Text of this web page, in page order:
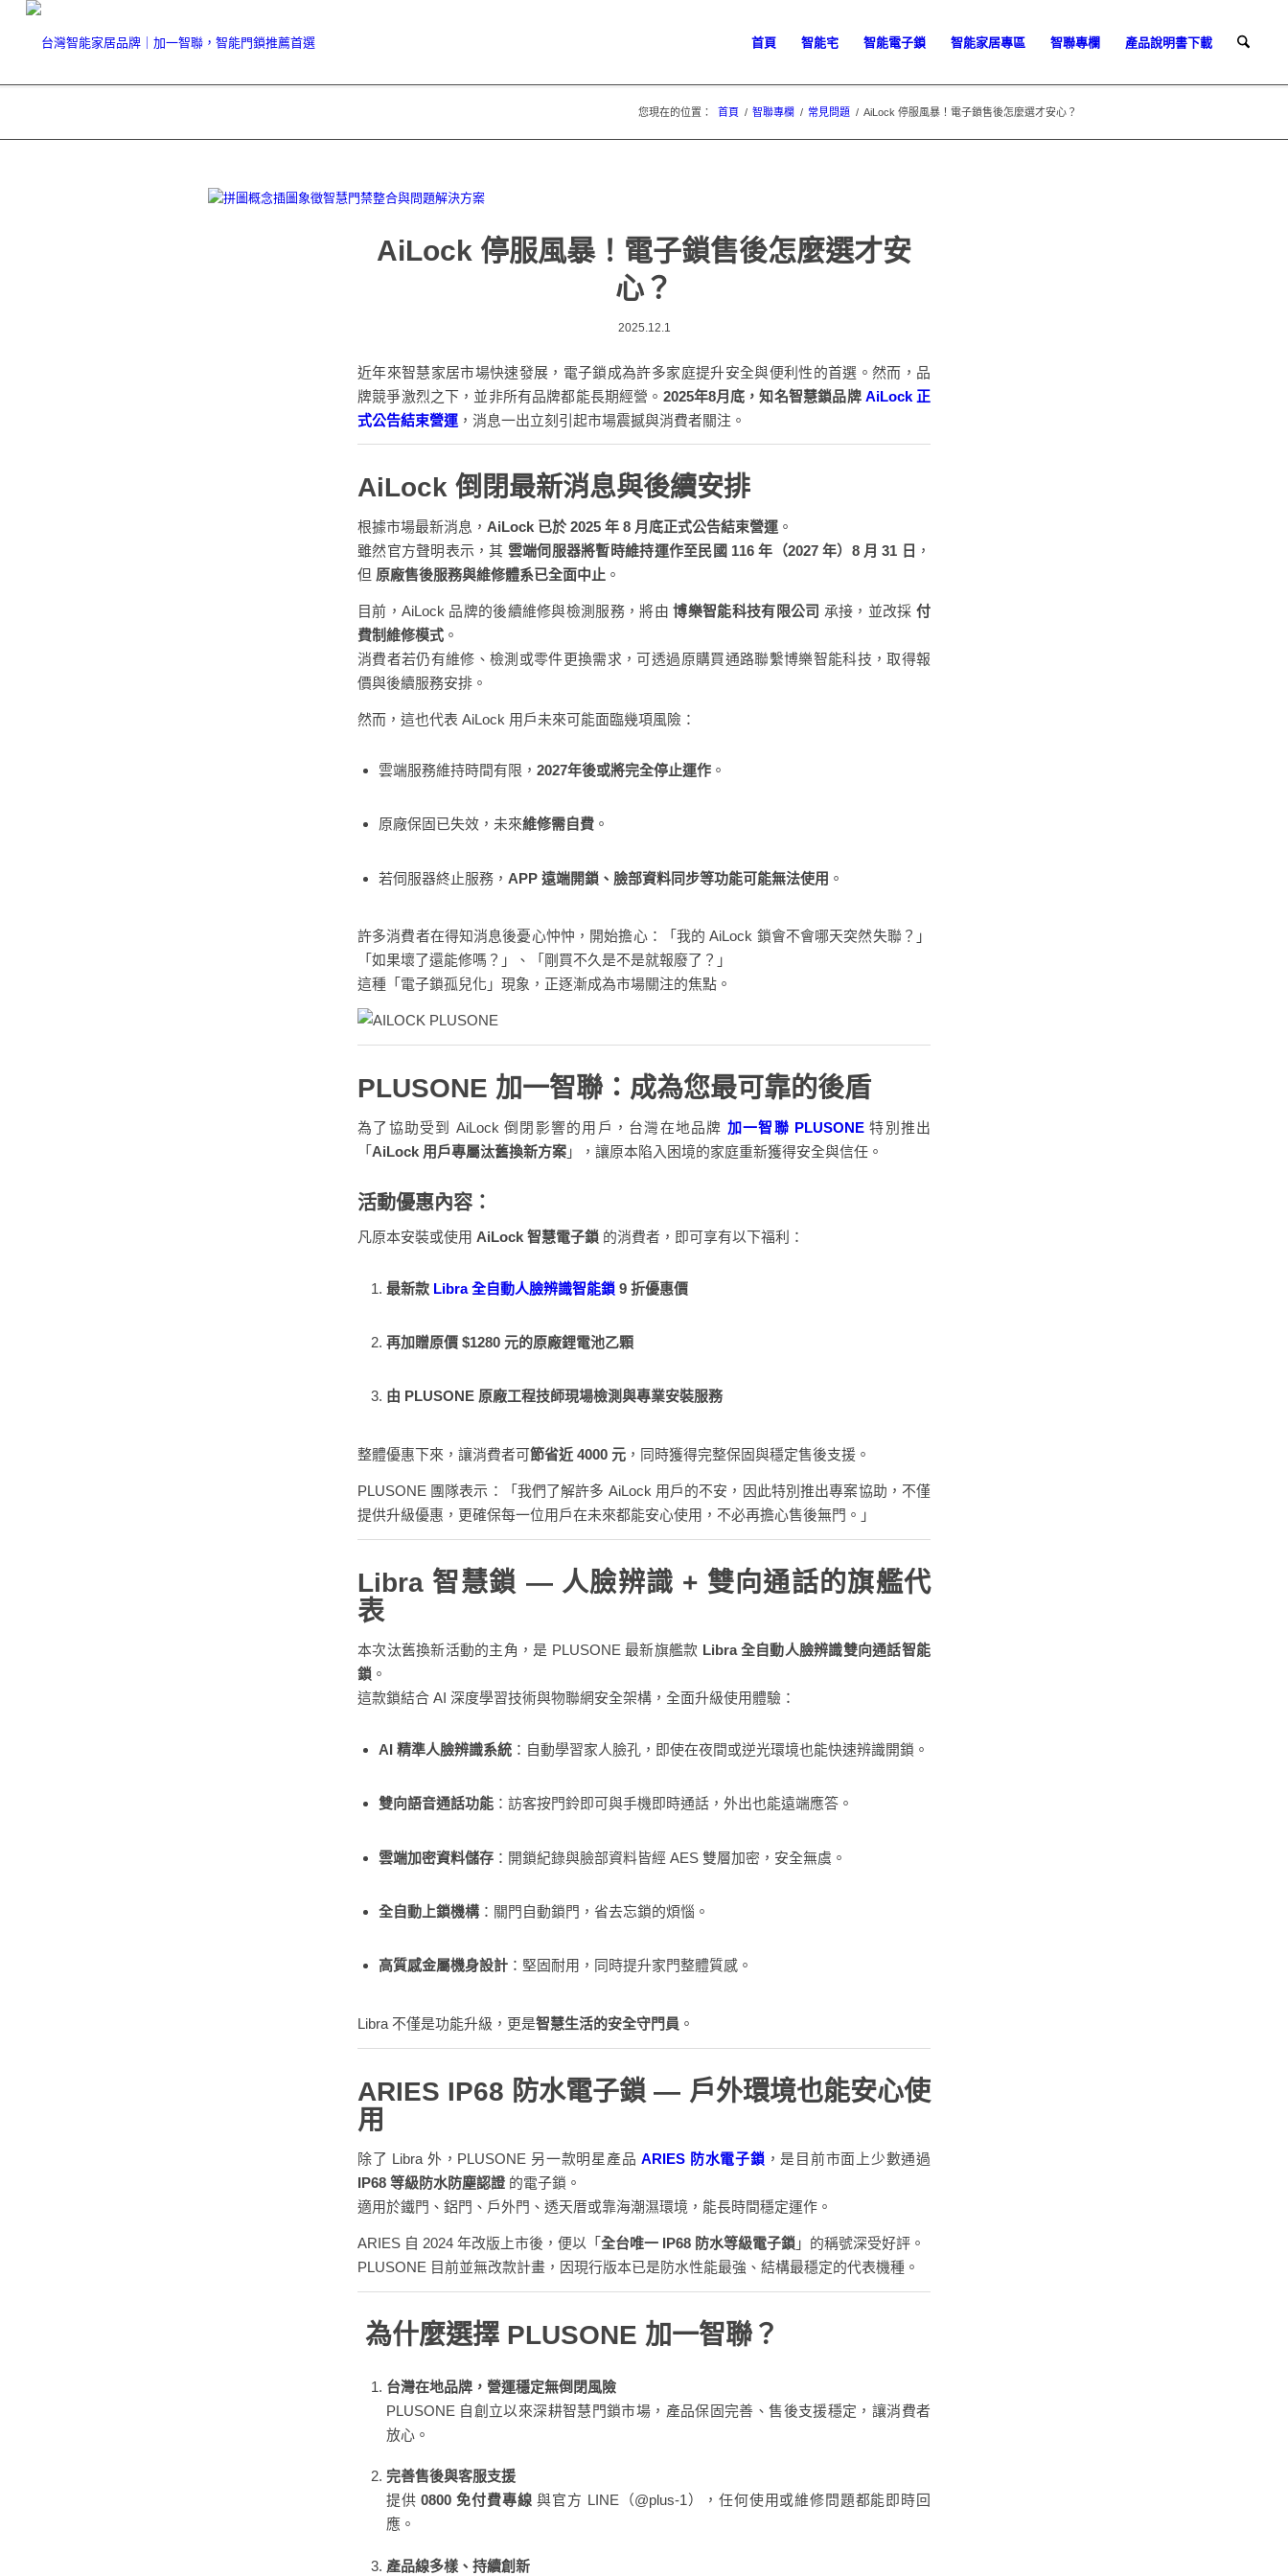
首頁 智能宅 智能電子鎖 智能家居專區 智聯專欄 產品說明書下載
您現在的位置： 首頁 / 智聯專欄 / 常見問題 / AiLock 停服風暴！電子鎖售後怎麼選才安心？
AiLock 停服風暴！電子鎖售後怎麼選才安
心？
2025.12.1
近年來智慧家居市場快速發展，電子鎖成為許多家庭提升安全與便利性的首選。然而，品
牌競爭激烈之下，並非所有品牌都能長期經營。 2025年8月底，知名智慧鎖品牌 AiLock 正
式公告結束營運 ，消息一出立刻引起市場震撼與消費者關注。
AiLock 倒閉最新消息與後續安排
根據市場最新消息， AiLock 已於 2025 年 8 月底正式公告結束營運 。
雖然官方聲明表示，其 雲端伺服器將暫時維持運作至民國 116 年（2027 年）8 月 31 日 ，
但 原廠售後服務與維修體系已全面中止 。
目前，AiLock 品牌的後續維修與檢測服務，將由博樂智能科技有限公司 承接，並改採付
費制維修模式 。
消費者若仍有維修、檢測或零件更換需求，可透過原購買通路聯繫博樂智能科技，取得報
價與後續服務安排。
然而，這也代表 AiLock 用戶未來可能面臨幾項風險：
雲端服務維持時間有限， 2027年後或將完全停止運作。
原廠保固已失效，未來維修需自費。
若伺服器終止服務， APP 遠端開鎖、臉部資料同步等功能可能無法使用 。
許多消費者在得知消息後憂心忡忡，開始擔心：「我的 AiLock 鎖會不會哪天突然失聯？」
「如果壞了還能修嗎？」、「剛買不久是不是就報廢了？」
這種「電子鎖孤兒化」現象，正逐漸成為市場關注的焦點。
PLUSONE 加一智聯：成為您最可靠的後盾
為了協助受到 AiLock 倒閉影響的用戶，台灣在地品牌 加一智聯 PLUSONE 特別推出
「 AiLock 用戶專屬汰舊換新方案 」，讓原本陷入困境的家庭重新獲得安全與信任。
活動優惠內容：
凡原本安裝或使用 AiLock 智慧電子鎖 的消費者，即可享有以下福利：
最新款 Libra 全自動人臉辨識智能鎖 9 折優惠價
再加贈原價 $1280 元的原廠鋰電池乙顆
由 PLUSONE 原廠工程技師現場檢測與專業安裝服務
整體優惠下來，讓消費者可節省近 4000 元 ，同時獲得完整保固與穩定售後支援。
PLUSONE 團隊表示：「我們了解許多 AiLock 用戶的不安，因此特別推出專案協助，不僅
提供升級優惠，更確保每一位用戶在未來都能安心使用，不必再擔心售後無門。」
Libra 智慧鎖 — 人臉辨識 + 雙向通話的旗艦代
表
本次汰舊換新活動的主角，是 PLUSONE 最新旗艦款 Libra 全自動人臉辨識雙向通話智能
鎖 。
這款鎖結合 AI 深度學習技術與物聯網安全架構，全面升級使用體驗：
AI 精準人臉辨識系統：自動學習家人臉孔，即使在夜間或逆光環境也能快速辨識開鎖。
雙向語音通話功能：訪客按門鈴即可與手機即時通話，外出也能遠端應答。
雲端加密資料儲存：開鎖紀錄與臉部資料皆經 AES 雙層加密，安全無虞。
全自動上鎖機構：關門自動鎖門，省去忘鎖的煩惱。
高質感金屬機身設計：堅固耐用，同時提升家門整體質感。
Libra 不僅是功能升級，更是智慧生活的安全守門員 。
ARIES IP68 防水電子鎖 — 戶外環境也能安心使
用
除了 Libra 外，PLUSONE 另一款明星產品ARIES 防水電子鎖 ，是目前市面上少數通過
IP68 等級防水防塵認證 的電子鎖。
適用於鐵門、鋁門、戶外門、透天厝或靠海潮濕環境，能長時間穩定運作。
ARIES 自 2024 年改版上市後，便以「 全台唯一 IP68 防水等級電子鎖 」的稱號深受好評。
PLUSONE 目前並無改款計畫，因現行版本已是防水性能最強、結構最穩定的代表機種。
為什麼選擇 PLUSONE 加一智聯？
台灣在地品牌，營運穩定無倒閉風險
PLUSONE 自創立以來深耕智慧門鎖市場，產品保固完善、售後支援穩定，讓消費者
放心。
完善售後與客服支援
提供0800 免付費專線 與官方 LINE（@plus-1），任何使用或維修問題都能即時回
應。
產品線多樣、持續創新